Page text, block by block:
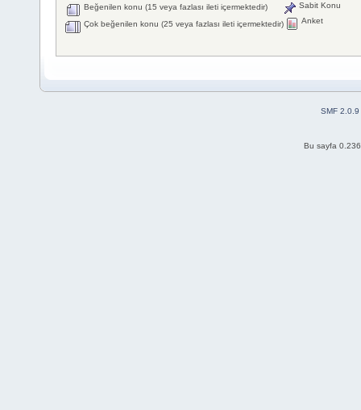
Beğenilen konu (15 veya fazlası ileti içermektedir)
Çok beğenilen konu (25 veya fazlası ileti içermektedir)
Sabit Konu
Anket
SMF 2.0.9
Bu sayfa